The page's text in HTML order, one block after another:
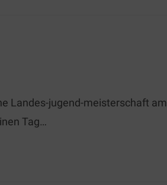
Landes-jugend-meisterschaft am
Tag…